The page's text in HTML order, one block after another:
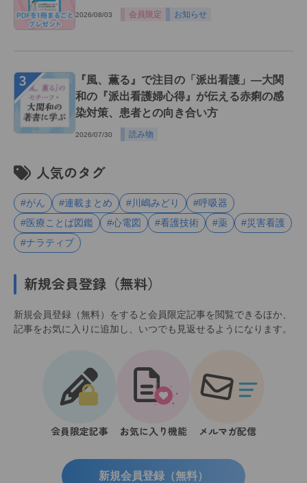
2026/08/03 会員限定 お知らせ
３
『風、薫る』で注目の「派出看護」―大関
和の『派出看護婦心得』が伝える赤痢の感
染対策、患者との向き合い方
2026/07/30 読み物
人気のタグ
#がん #連載まとめ #川嶋みどり
#呼吸器
#医療ことば図鑑
#心電図 #看護技術 #薬
#災害看護
#ナラティブ
新規会員登録（無料）
新規会員登録（無料）をすると会員限定記事を閲覧できるほか、
記事をお気に入りに追加し、いつでも見返せるようになります。
会員限定記事 お気に入り機能 メルマガ配信
新規会員登録（無料）